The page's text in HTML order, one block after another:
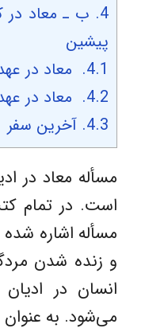
4. ب ـ معاد در
پیشین
4.1.
معاد در
4.2.
معاد در
4.3. آخرین سفر
مسأله معاد در
است. در تمام
مسأله اشاره
و زنده شدن
انسان در
می‌شود. به عنوان